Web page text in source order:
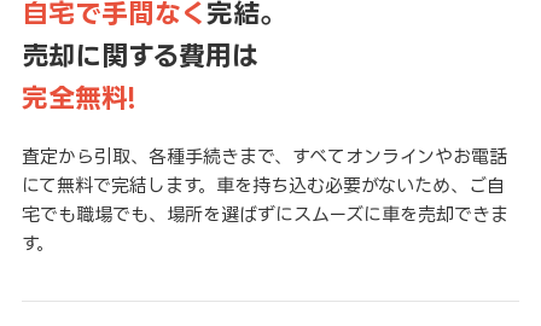
自宅で手間なく 完結。
売却に関する費用は
完全無料!
査定から引取、各種手続きまで、すべてオンラインやお電話
にて無料で完結します。車を持ち込む必要がないため、ご自
宅でも職場でも、場所を選ばずにスムーズに車を売却できま
す。